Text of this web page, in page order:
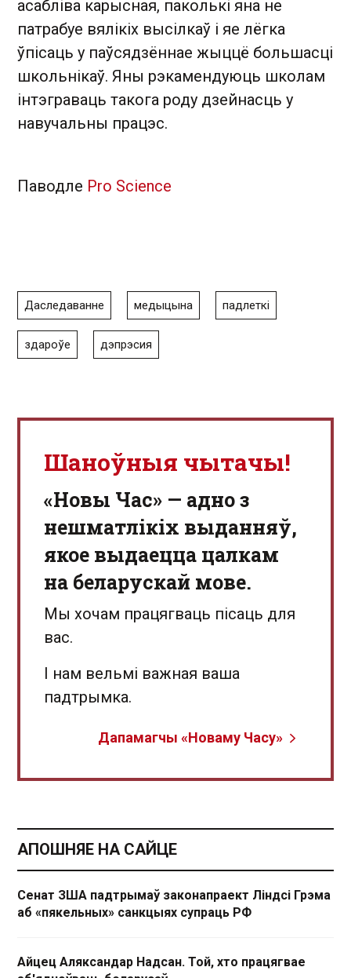
асабліва карысная, паколькі яна не
патрабуе вялікіх высілкаў і яе лёгка
ўпісаць у паўсядзённае жыццё большасці
школьнікаў. Яны рэкамендуюць школам
інтэграваць такога роду дзейнасць у
навучальны працэс.
Паводле Pro Science
Даследаванне медыцына падлеткі
здароўе дэпрэсия
Шаноўныя чытачы!
«Новы Час» — адно з
нешматлікіх выданняў,
якое выдаецца цалкам
на беларускай мове.
Мы хочам працягваць пісаць для
вас.
І нам вельмі важная ваша
падтрымка.
Дапамагчы «Новаму Часу»
АПОШНЯЕ НА САЙЦЕ
Сенат ЗША падтрымаў законапраект Ліндсі Грэма
аб «пякельных» санкцыях супраць РФ
Айцец Аляксандар Надсан. Той, хто працягвае